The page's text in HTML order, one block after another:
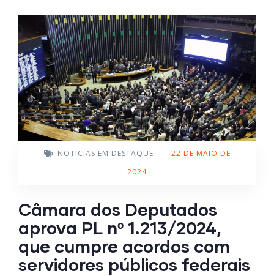
NOTÍCIAS EM DESTAQUE -
22 DE MAIO DE
2024
Câmara dos Deputados
aprova PL nº 1.213/2024,
que cumpre acordos com
servidores públicos federais